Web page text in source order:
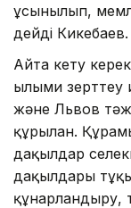
ұсынылып,
дейді Кикебаев.
Айта кету
ғылыми
және Львов
құрылған.
дақылдар
дақылдары
құнарландыру,